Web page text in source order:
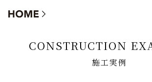
施工実例
CONSTRUCTION
施工実例